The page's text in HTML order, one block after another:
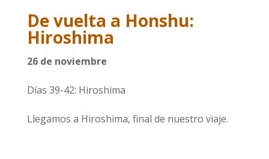
De vuelta a Honshu:
Hiroshima
26 de noviembre
Días 39-42: Hiroshima
Llegamos a Hiroshima, final de nuestro viaje.